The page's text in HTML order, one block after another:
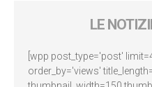
LE
[wpp post_type='post'
order_by='views'